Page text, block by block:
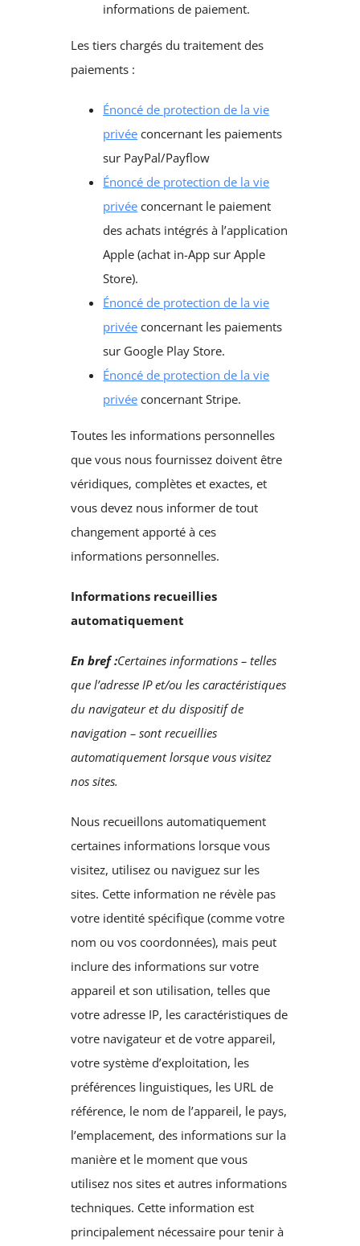
informations de paiement.
Les tiers chargés du traitement des
paiements :
Énoncé de protection de la vie
privée concernant les paiements
sur PayPal/Payflow
Énoncé de protection de la vie
privée concernant le paiement
des achats intégrés à l’application
Apple (achat in-App sur Apple
Store).
Énoncé de protection de la vie
privée concernant les paiements
sur Google Play Store.
Énoncé de protection de la vie
privée concernant Stripe.
Toutes les informations personnelles
que vous nous fournissez doivent être
véridiques, complètes et exactes, et
vous devez nous informer de tout
changement apporté à ces
informations personnelles.
Informations recueillies
automatiquement
En bref :Certaines informations – telles
que l’adresse IP et/ou les caractéristiques
du navigateur et du dispositif de
navigation – sont recueillies
automatiquement lorsque vous visitez
nos sites.
Nous recueillons automatiquement
certaines informations lorsque vous
visitez, utilisez ou naviguez sur les
sites. Cette information ne révèle pas
votre identité spécifique (comme votre
nom ou vos coordonnées), mais peut
inclure des informations sur votre
appareil et son utilisation, telles que
votre adresse IP, les caractéristiques de
votre navigateur et de votre appareil,
votre système d’exploitation, les
préférences linguistiques, les URL de
référence, le nom de l’appareil, le pays,
l’emplacement, des informations sur la
manière et le moment que vous
utilisez nos sites et autres informations
techniques. Cette information est
principalement nécessaire pour tenir à